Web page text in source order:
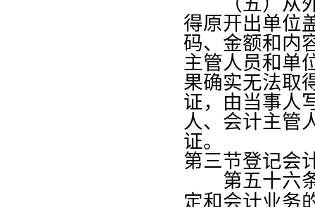
得原开出单位
码、金额和内
主管人员和单
果确实无法取
证，由当事人
人、会计主管
证。
第三节登记会
第五十六
定和会计业务